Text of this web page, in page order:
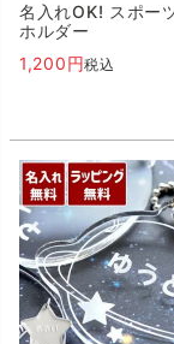
名入れOK! スポー
ホルダー
1,200
税込